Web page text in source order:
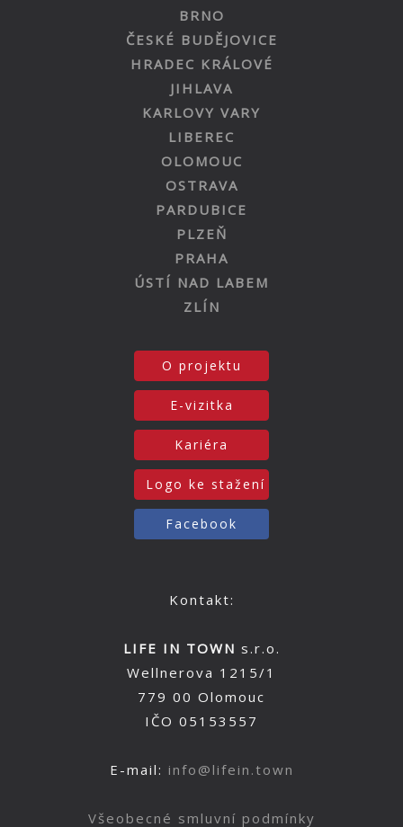
BRNO
ČESKÉ BUDĚJOVICE
HRADEC KRÁLOVÉ
JIHLAVA
KARLOVY VARY
LIBEREC
OLOMOUC
OSTRAVA
PARDUBICE
PLZEŇ
PRAHA
ÚSTÍ NAD LABEM
ZLÍN
O projektu
E-vizitka
Kariéra
Logo ke stažení
Facebook
Kontakt:
LIFE IN TOWN s.r.o.
Wellnerova 1215/1
779 00 Olomouc
IČO 05153557
E-mail: info@lifein.town
Všeobecné smluvní podmínky